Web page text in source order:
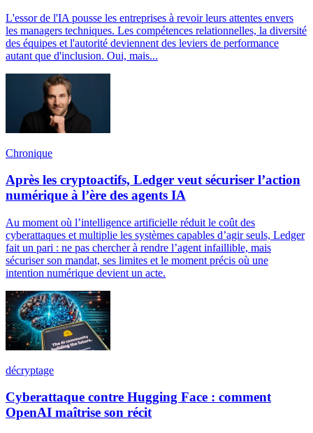
L'essor de l'IA pousse les entreprises à revoir leurs attentes envers
les managers techniques. Les compétences relationnelles, la diversité
des équipes et l'autorité deviennent des leviers de performance
autant que d'inclusion. Oui, mais...
Chronique
Après les cryptoactifs, Ledger veut sécuriser l’action
numérique à l’ère des agents IA
Au moment où l’intelligence artificielle réduit le coût des
cyberattaques et multiplie les systèmes capables d’agir seuls, Ledger
fait un pari : ne pas chercher à rendre l’agent infaillible, mais
sécuriser son mandat, ses limites et le moment précis où une
intention numérique devient un acte.
décryptage
Cyberattaque contre Hugging Face : comment
OpenAI maîtrise son récit